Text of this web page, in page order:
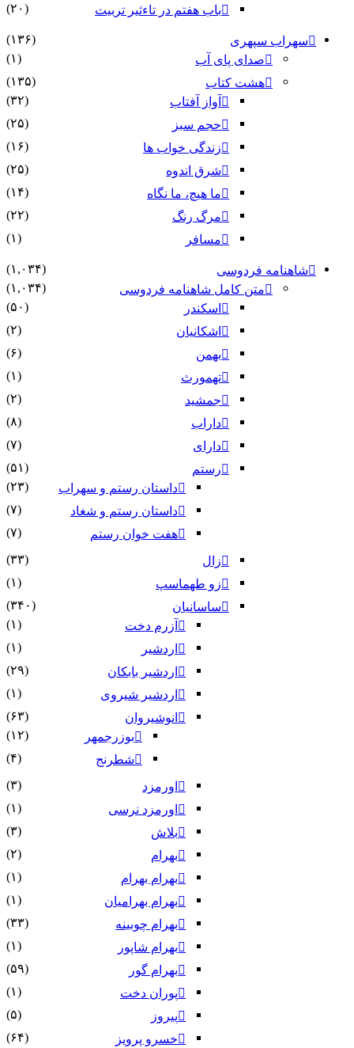
باب هفتم در تاءثیر تربیت
(۲۰)
سهراب سپهری
(۱۳۶)
صدای پای آب
(۱)
هشت کتاب
(۱۳۵)
آواز آفتاب
(۳۲)
حجم سبز
(۲۵)
زندگی خواب ها
(۱۶)
شرق اندوه
(۲۵)
ما هیچ، ما نگاه
(۱۴)
مرگ رنگ
(۲۲)
مسافر
(۱)
شاهنامه فردوسی
(۱,۰۳۴)
متن کامل شاهنامه فردوسی
(۱,۰۳۴)
اسکندر
(۵۰)
اشکانیان
(۲)
بهمن
(۶)
تهمورث
(۱)
جمشید
(۲)
داراب
(۸)
دارای
(۷)
رستم
(۵۱)
داستان رستم و سهراب
(۲۳)
داستان رستم و شغاد
(۷)
هفت خوان رستم‏
(۷)
زال
(۳۳)
زو طهماسپ‏
(۱)
ساسانیان
(۳۴۰)
آزرم دخت
(۱)
اردشیر
(۱)
اردشیر بابکان
(۲۹)
اردشیر شیروی
(۱)
انوشیروان
(۶۳)
بوزرجمهر
(۱۲)
شطرنج
(۴)
اورمزد
(۳)
اورمزد نرسى‏
(۱)
بلاش
(۳)
بهرام
(۲)
بهرام بهرام
(۱)
بهرام بهرامیان‏
(۱)
بهرام چوبینه
(۳۳)
بهرام شاپور
(۱)
بهرام گور
(۵۹)
پوران دخت
(۱)
پیروز
(۵)
خسرو پرویز
(۶۴)